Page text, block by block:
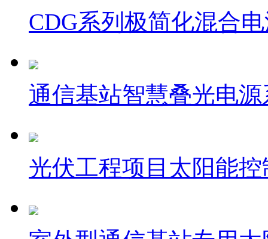
CDG系列极简化混合
通信基站智慧叠光电源
光伏工程项目太阳能控